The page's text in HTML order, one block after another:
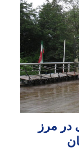
در مرز